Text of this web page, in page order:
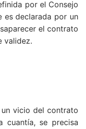
por el Consejo
es declarada por un
el contrato
validez.
vicio del contrato
cuantía, se precisa